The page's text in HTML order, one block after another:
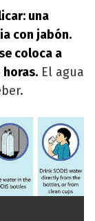
una
con jabón.
coloca a
El agua